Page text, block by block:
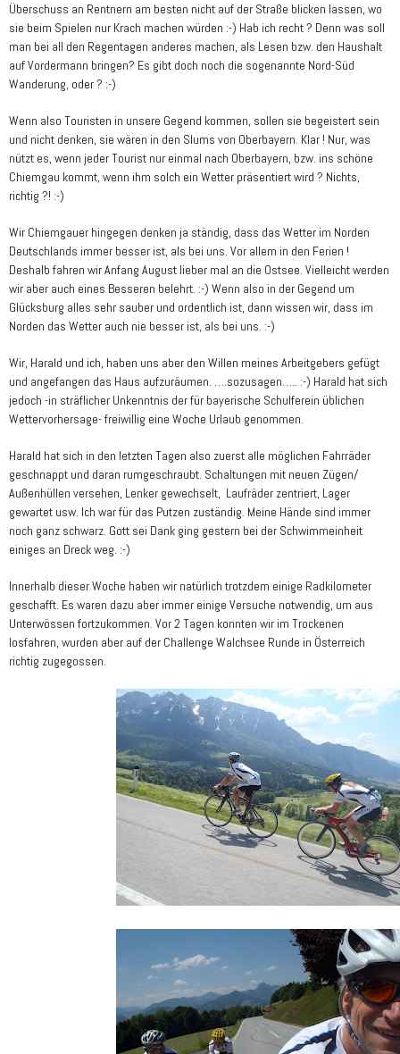
Überschuss an Rentnern am besten nicht auf der Straße blicken lassen, wo
sie beim Spielen nur Krach machen würden :-) Hab ich recht ? Denn was soll
man bei all den Regentagen anderes machen, als Lesen bzw. den Haushalt
auf Vordermann bringen? Es gibt doch noch die sogenannte Nord-Süd
Wanderung, oder ? :-)
Wenn also Touristen in unsere Gegend kommen, sollen sie begeistert sein
und nicht denken, sie wären in den Slums von Oberbayern. Klar ! Nur, was
nützt es, wenn jeder Tourist nur einmal nach Oberbayern, bzw. ins schöne
Chiemgau kommt, wenn ihm solch ein Wetter präsentiert wird ? Nichts,
richtig ?! :-)
Wir Chiemgauer hingegen denken ja ständig, dass das Wetter im Norden
Deutschlands immer besser ist, als bei uns. Vor allem in den Ferien !
Deshalb fahren wir Anfang August lieber mal an die Ostsee. Vielleicht werden
wir aber auch eines Besseren belehrt. :-) Wenn also in der Gegend um
Glücksburg alles sehr sauber und ordentlich ist, dann wissen wir, dass im
Norden das Wetter auch nie besser ist, als bei uns. :-)
Wir, Harald und ich, haben uns aber den Willen meines Arbeitgebers gefügt
und angefangen das Haus aufzuräumen. ….sozusagen….. :-) Harald hat sich
jedoch -in sträflicher Unkenntnis der für bayerische Schulferein üblichen
Wettervorhersage- freiwillig eine Woche Urlaub genommen.
Harald hat sich in den letzten Tagen also zuerst alle möglichen Fahrräder
geschnappt und daran rumgeschraubt. Schaltungen mit neuen Zügen/
Außenhüllen versehen, Lenker gewechselt, Laufräder zentriert, Lager
gewartet usw. Ich war für das Putzen zuständig. Meine Hände sind immer
noch ganz schwarz. Gott sei Dank ging gestern bei der Schwimmeinheit
einiges an Dreck weg. :-)
Innerhalb dieser Woche haben wir natürlich trotzdem einige Radkilometer
geschafft. Es waren dazu aber immer einige Versuche notwendig, um aus
Unterwössen fortzukommen. Vor 2 Tagen konnten wir im Trockenen
losfahren, wurden aber auf der Challenge Walchsee Runde in Österreich
richtig zugegossen.